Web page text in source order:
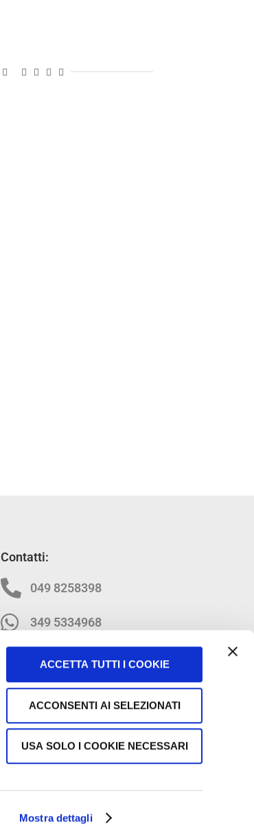
Mostra dettagli
ACCETTA TUTTI I COOKIE
ACCONSENTI AI SELEZIONATI
USA SOLO I COOKIE NECESSARI
Contatti:
049 8258398
349 5334968
info@officinaefficiente.it